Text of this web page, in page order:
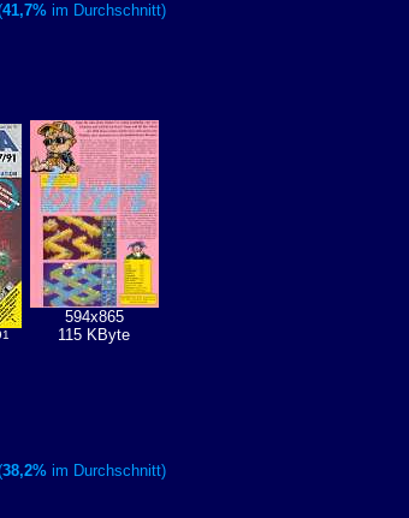
41,7% im Durchschnitt)
594x865
115 KByte
38,2% im Durchschnitt)